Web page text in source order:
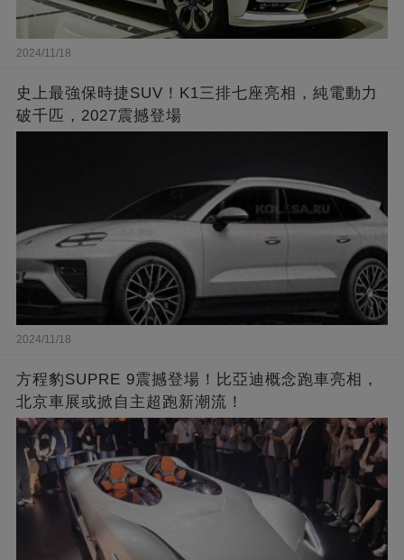
2024/11/18
史上最強保時捷SUV！K1三排七座亮相，純電動力
破千匹，2027震撼登場
2024/11/18
方程豹SUPRE 9震撼登場！比亞迪概念跑車亮相，
北京車展或掀自主超跑新潮流！